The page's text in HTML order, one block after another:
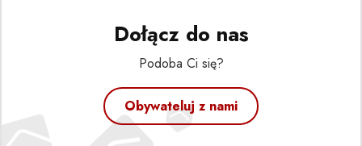
Dołącz do nas
Podoba Ci się?
Obywateluj z nami